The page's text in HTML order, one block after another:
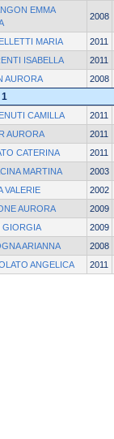
EMMA
2008
MARIA
2011
ISABELLA
2011
AURORA 2008
1
CAMILLA
2011
AURORA
2011
CATERINA
2011
MARTINA
2003
VALERIE
2002
AURORA
2009
GIORGIA
2009
ARIANNA
2008
ANGELICA 2011